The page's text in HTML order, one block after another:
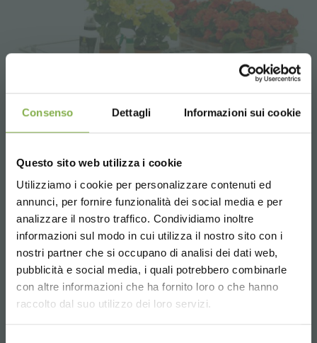
Consenso Dettagli Informazioni sui cookie
Questo sito web utilizza i cookie
Utilizziamo i cookie per personalizzare contenuti ed
annunci, per fornire funzionalità dei social media e per
analizzare il nostro traffico. Condividiamo inoltre
informazioni sul modo in cui utilizza il nostro sito con i
nostri partner che si occupano di analisi dei dati web,
pubblicità e social media, i quali potrebbero combinarle
con altre informazioni che ha fornito loro o che hanno
raccolto dal suo utilizzo dei loro servizi.
Service cart for plants and flowers
Choose the country you are in and your
language for a better browsing experience